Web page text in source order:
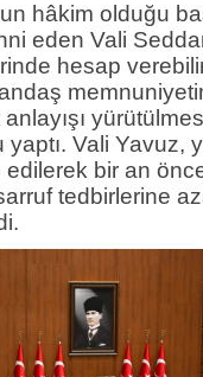
hâkim olduğu
eden Vali
hesap
Vali Yavuz,
edilerek bir an
tedbirlerine